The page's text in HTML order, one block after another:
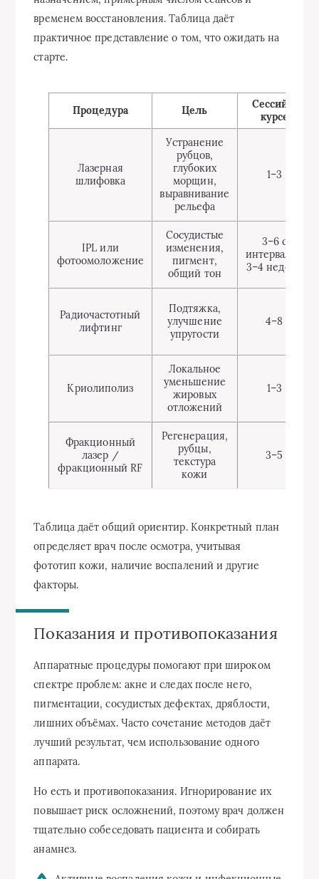
временем восстановления. Таблица даёт
практичное представление о том, что ожидать на
старте.
Процедура Цель
Сессий в
курсе
Лазерная
шлифовка
Устранение
рубцов,
глубоких
морщин,
выравнивание
рельефа
1–3
IPL или
фотоомоложение
Сосудистые
изменения,
пигмент,
общий тон
3–6 с
интервалом
3–4 недели
Радиочастотный
лифтинг
Подтяжка,
улучшение
упругости
4–8
Криолиполиз
Локальное
уменьшение
жировых
отложений
1–3
Фракционный
лазер /
фракционный RF
Регенерация,
рубцы,
текстура
кожи
3–5
Таблица даёт общий ориентир. Конкретный план
определяет врач после осмотра, учитывая
фототип кожи, наличие воспалений и другие
факторы.
Показания и противопоказания
Аппаратные процедуры помогают при широком
спектре проблем: акне и следах после него,
пигментации, сосудистых дефектах, дряблости,
лишних объёмах. Часто сочетание методов даёт
лучший результат, чем использование одного
аппарата.
Но есть и противопоказания. Игнорирование их
повышает риск осложнений, поэтому врач должен
тщательно собеседовать пациента и собирать
анамнез.